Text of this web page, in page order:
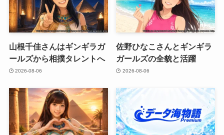
山根千佳さんはギンギラガ
ールズから相撲タレントへ
2026-08-06
佐野ひなこさんとギンギラ
ガールズの全貌と活躍
2026-08-06